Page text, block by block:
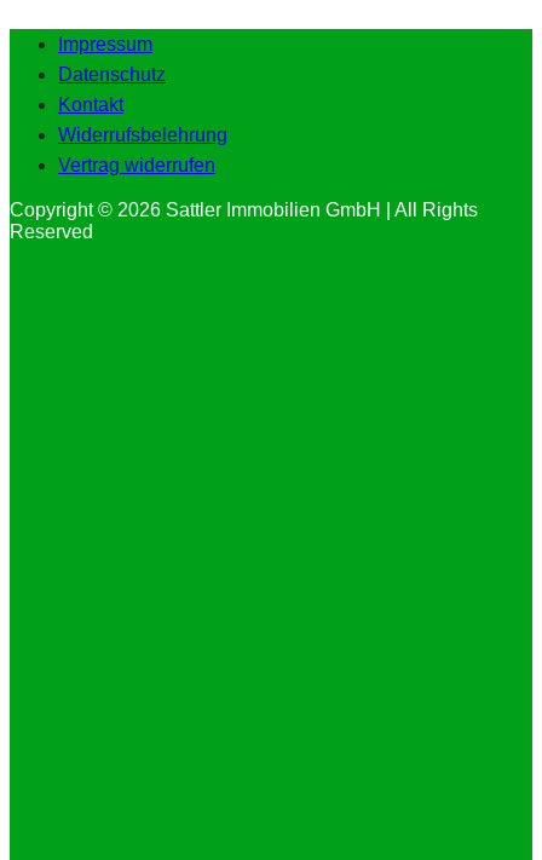
Impressum
Datenschutz
Kontakt
Widerrufsbelehrung
Vertrag widerrufen
Copyright © 2026 Sattler Immobilien GmbH | All Rights
Reserved